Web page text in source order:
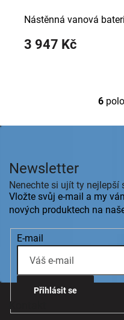
3 947 Kč
Nástěnná vanová
6
Z
Kontakt
Newsletter
Nenechte si ujít ty nejlepší
Vložte svůj e-mail a my
nových produktech na
E-mail
Přihlásit se